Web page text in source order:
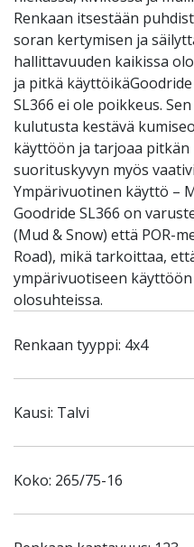
Renkaan itsestään
soran kertymisen ja
hallittavuuden kaikissa
ja pitkä
SL366 ei ole poikkeus.
kulutusta kestävä
käyttöön ja tarjoaa
suorituskyvyn myös
Ympärivuotinen käyttö –
Goodride SL366 on
(Mud & Snow) että POR-
Road), mikä tarkoittaa,
ympärivuotiseen
olosuhteissa.
Renkaan tyyppi: 4x4
Kausi: Talvi
Koko: 265/75-16